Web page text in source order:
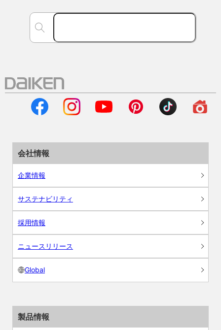
会社情報
企業情報
サステナビリティ
採用情報
ニュースリリース
Global
製品情報